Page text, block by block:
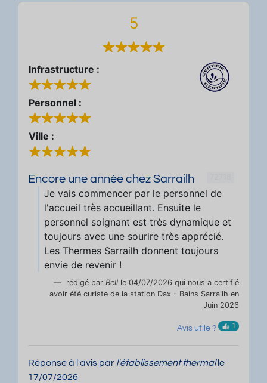
5
Infrastructure :
Personnel :
Ville :
Encore une année chez Sarrailh
Je vais commencer par le personnel de
l'accueil très accueillant. Ensuite le
personnel soignant est très dynamique et
toujours avec une sourire très apprécié.
Les Thermes Sarrailh donnent toujours
envie de revenir !
rédigé par Bell le 04/07/2026 qui nous a certifié
avoir été curiste de la station Dax - Bains Sarrailh en
Juin 2026
Avis utile ? 1
Réponse à l'avis par l'établissement thermalle
17/07/2026